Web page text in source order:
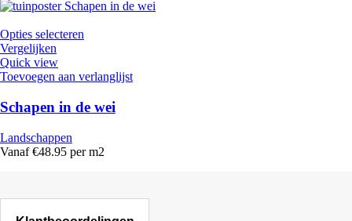
Opties selecteren
Vergelijken
Quick view
Toevoegen aan verlanglijst
Schapen in de wei
Landschappen
Vanaf €48.95 per m2